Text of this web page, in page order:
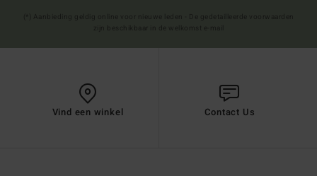
Vind een winkel Contact Us